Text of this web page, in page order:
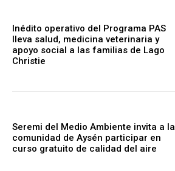
Inédito operativo del Programa PAS
lleva salud, medicina veterinaria y
apoyo social a las familias de Lago
Christie
Seremi del Medio Ambiente invita a la
comunidad de Aysén participar en
curso gratuito de calidad del aire